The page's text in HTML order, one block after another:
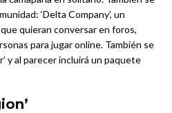
‘Delta Company’, un
quieran conversar en foros,
para jugar online. También se
y al parecer incluirá un paquete